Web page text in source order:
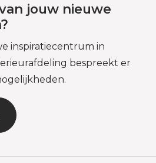
jouw nieuwe
inspiratiecentrum in
bespreekt er